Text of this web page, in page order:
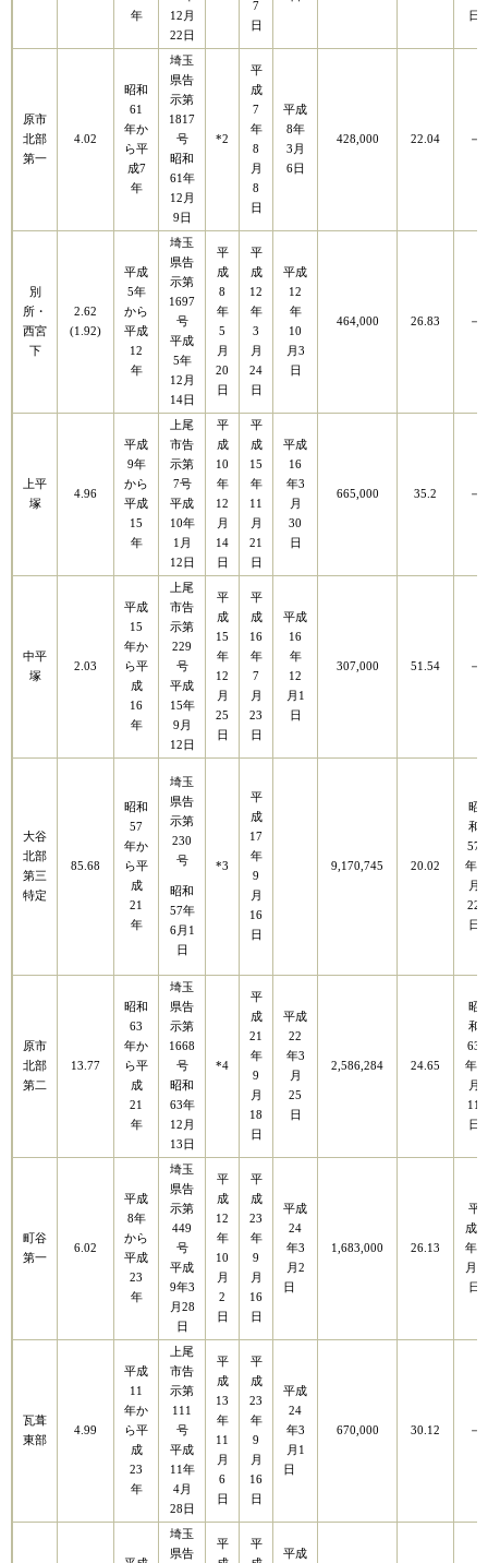
年
12月
22日
7
日
日
原市
北部
第一
4.02
昭和
61
年か
ら平
成7
年
埼玉
県告
示第
1817
号
昭和
61年
12月
9日
*2
平
成
7
年
8
月
8
日
平成
8年
3月
6日
428,000 22.04 －
別
所・
西宮
下
2.62
(1.92)
平成
5年
から
平成
12
年
埼玉
県告
示第
1697
号
平成
5年
12月
14日
平
成
8
年
5
月
20
日
平
成
12
年
3
月
24
日
平成
12
年
10
月3
日
464,000 26.83 －
上平
塚
4.96
平成
9年
から
平成
15
年
上尾
市告
示第
7号
平成
10年
1月
12日
平
成
10
年
12
月
14
日
平
成
15
年
11
月
21
日
平成
16
年3
月
30
日
665,000 35.2 －
中平
塚
2.03
平成
15
年か
ら平
成
16
年
上尾
市告
示第
229
号
平成
15年
9月
12日
平
成
15
年
12
月
25
日
平
成
16
年
7
月
23
日
平成
16
年
12
月1
日
307,000 51.54 －
大谷
北部
第三
特定
85.68
昭和
57
年か
ら平
成
21
年
埼玉
県告
示第
230
号
昭和
57年
6月1
日
*3
平
成
17
年
9
月
16
日
9,170,745 20.02
昭
和
57
年1
月
22
日
原市
北部
第二
13.77
昭和
63
年か
ら平
成
21
年
埼玉
県告
示第
1668
号
昭和
63年
12月
13日
*4
平
成
21
年
9
月
18
日
平成
22
年3
月
25
日
2,586,284 24.65
昭
和
63
年3
月
11
日
町谷
第一
6.02
平成
8年
から
平成
23
年
埼玉
県告
示第
449
号
平成
9年3
月28
日
平
成
12
年
10
月
2
日
平
成
23
年
9
月
16
日
平成
24
年3
月2
日
1,683,000 26.13
平
成9
年3
月5
日
瓦葺
東部
4.99
平成
11
年か
ら平
成
23
年
上尾
市告
示第
111
号
平成
11年
4月
28日
平
成
13
年
11
月
6
日
平
成
23
年
9
月
16
日
平成
24
年3
月1
日
670,000 30.12 －
埼玉
県告
平
平
平成